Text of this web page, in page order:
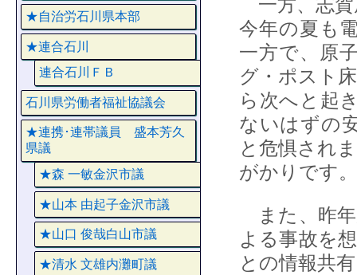
一方、志賀
今年の夏も
一方で、原
グ・ポスト
ら次へと起
ないはずの
と危惧され
がかりです。
また、昨年
よる事故を
との情報共
★自治労石川県本部
★連合石川
連合石川ＦＢ
石川県労働者福祉協議会
★連携･連帯議員 盛本芳久
県議
★森 一敏金沢市議
★山本 由起子金沢市議
★山口 俊哉白山市議
★清水 文雄内灘町議